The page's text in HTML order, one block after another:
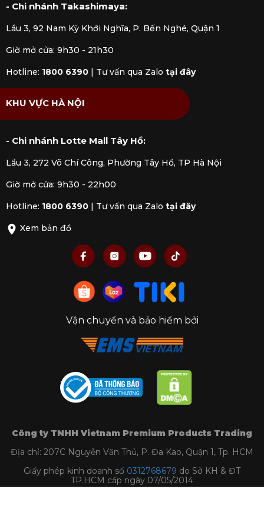
- Chi nhánh Takashimaya:
Lầu 3, 92 Nam Kỳ Khởi Nghĩa, P. Bến Nghé, Quận 1
Giờ mở cửa: 9h30 - 21h30
Hotline: 1800 6390 Tư vấn qua Zalo tại đây
KHU VỰC HÀ NỘI
- Chi nhánh Lotte Mall Tây Hồ:
Lầu 3, 272 Võ Chí Công, Phường Tây Hồ, TP Hà Nội
Giờ mở cửa: 9h30 - 22h00
Hotline: 1800 6390 Tư vấn qua Zalo tại đây
Xem bản đồ
Vận chuyển và bảo hiểm bởi
Công ty TNHH Vietnam Premium Products Trading
Địa chỉ: 207C Nguyễn Văn Thủ, P. Đa Kao, Quận 1, Tp. HCM
Giấy phép kinh doanh số 0312768679 do Sở KH & ĐT
TP.HCM cấp ngày 07/05/2014